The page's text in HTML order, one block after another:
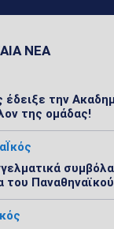
ΝΕΑ
έδειξε την
της ομάδας!
του